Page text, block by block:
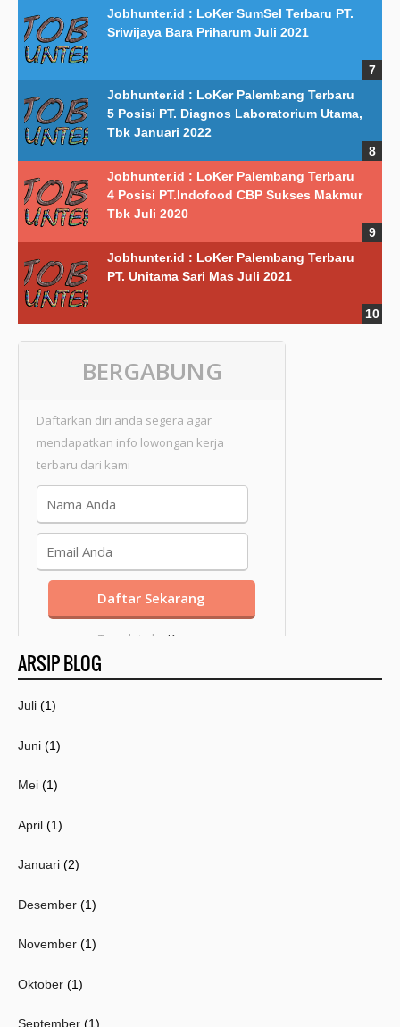
Jobhunter.id : LoKer SumSel Terbaru PT.
Sriwijaya Bara Priharum Juli 2021
Jobhunter.id : LoKer Palembang Terbaru
5 Posisi PT. Diagnos Laboratorium Utama,
Tbk Januari 2022
Jobhunter.id : LoKer Palembang Terbaru
4 Posisi PT.Indofood CBP Sukses Makmur
Tbk Juli 2020
Jobhunter.id : LoKer Palembang Terbaru
PT. Unitama Sari Mas Juli 2021
BERGABUNG
Daftarkan diri anda segera agar
mendapatkan info lowongan kerja
terbaru dari kami
Template byKang
Mousir
ARSIP BLOG
Juli (1)
Juni (1)
Mei (1)
April (1)
Januari (2)
Desember (1)
November (1)
Oktober (1)
September (1)